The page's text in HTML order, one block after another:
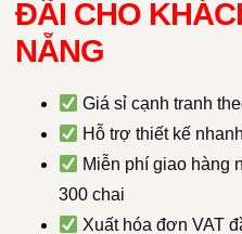
ĐÃI CHO
NẴNG
Giá sỉ cạnh tranh
Hỗ trợ thiết kế
Miễn phí giao hàng
300 chai
Xuất hóa đơn VAT